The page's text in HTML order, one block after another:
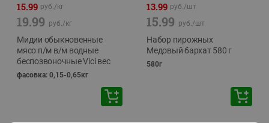
15.99 руб./кг
19.99 руб./кг
Мидии обыкновенные
мясо п/м в/м водные
беспозвоночные Vici вес
фасовка: 0,15-0,65кг
13.99 руб./шт
15.99 руб./шт
Набор пирожных
Медовый бархат 580 г
580г